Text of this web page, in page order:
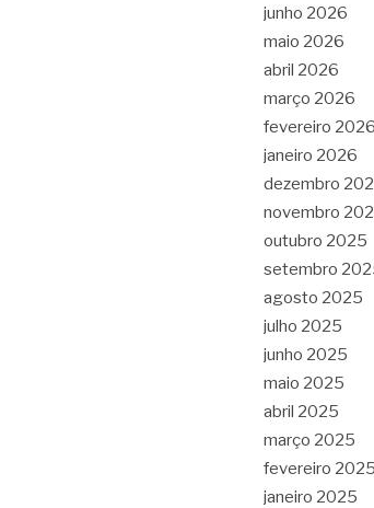
junho 2026
maio 2026
abril 2026
março 2026
fevereiro 2026
janeiro 2026
dezembro
novembro
outubro 2025
setembro
agosto 2025
julho 2025
junho 2025
maio 2025
abril 2025
março 2025
fevereiro 2025
janeiro 2025